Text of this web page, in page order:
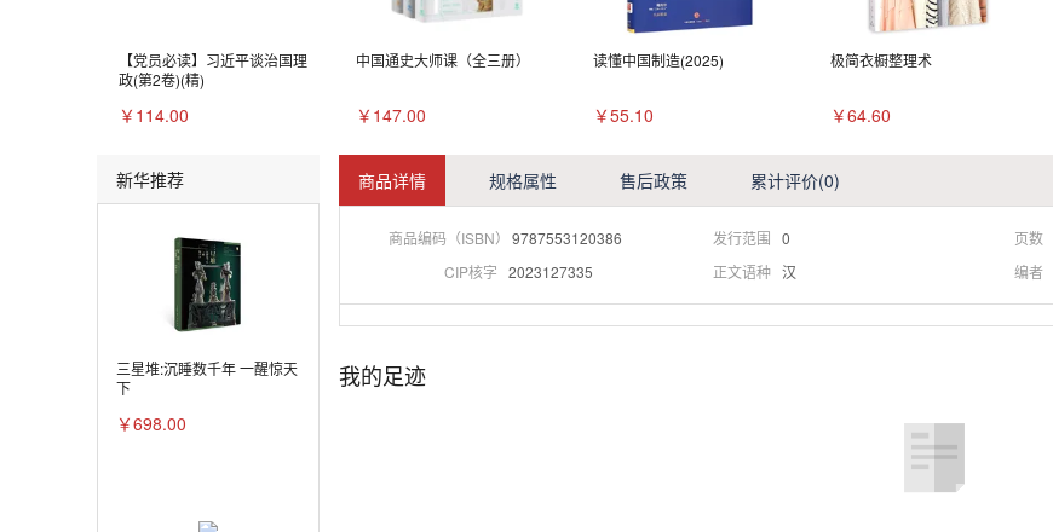
【党员必读】习近平谈治国理
政(第2卷)(精)
￥114.00
中国通史大师课（全三册）
￥147.00
读懂中国制造(2025)
￥55.10
极简衣橱整理术
￥64.60
新华推荐
三星堆:沉睡数千年 一醒惊天
下
￥698.00
商品详情 规格属性 售后政策 累计评价(0)
商品编码（ISBN） 9787553120386 发行范围 0 页数
CIP核字 2023127335 正文语种 汉 编者
我的足迹